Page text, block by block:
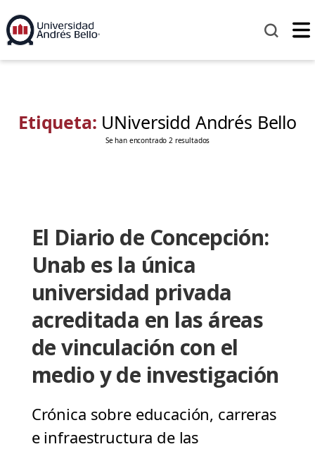
Etiqueta: UNiversidd Andrés Bello
Se han encontrado 2 resultados
El Diario de Concepción:
Unab es la única
universidad privada
acreditada en las áreas
de vinculación con el
medio y de investigación
Crónica sobre educación, carreras
e infraestructura de las